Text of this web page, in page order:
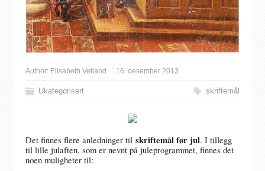
Author: Elisabeth Vetland 16. desember 2013
Ukategorisert skriftemål
Det finnes flere anledninger til skriftemål før jul. I tillegg
til lille julaften, som er nevnt på juleprogrammet, finnes det
noen muligheter til: